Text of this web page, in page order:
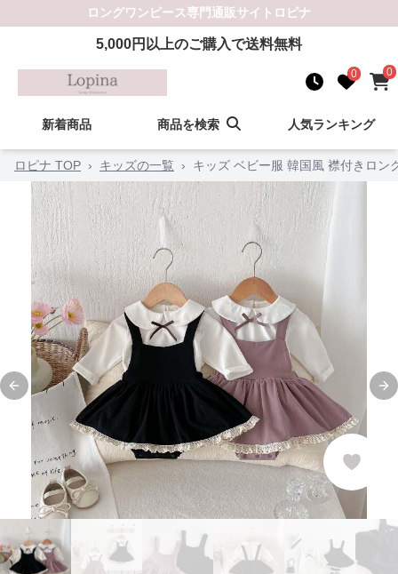
ロングワンピース専門通販サイト ロピナ
5,000円以上のご購入で送料無料
0 0
新着商品 商品を検索 人気ランキング
ロピナ TOP › キッズの一覧 › キッズ ベビー服 韓国風 襟付きロン
Previous slide